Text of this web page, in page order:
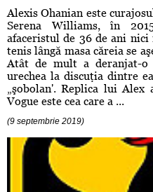
Alexis Ohanian este
Serena Williams, în
afaceristul de 36 de ani nici
tenis lângă masa căreia se
Atât de mult a deranjat-o
urechea la discuţia dintre
„şobolan'. Replica lui Alex
Vogue este cea care a ...
(9 septembrie 2019)